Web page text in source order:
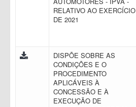
RELATIVO AO EXERCÍCIO
DE 2021
DISPÕE SOBRE AS
CONDIÇÕES E O
PROCEDIMENTO
APLICÁVEIS À
CONCESSÃO E À
EXECUÇÃO DE